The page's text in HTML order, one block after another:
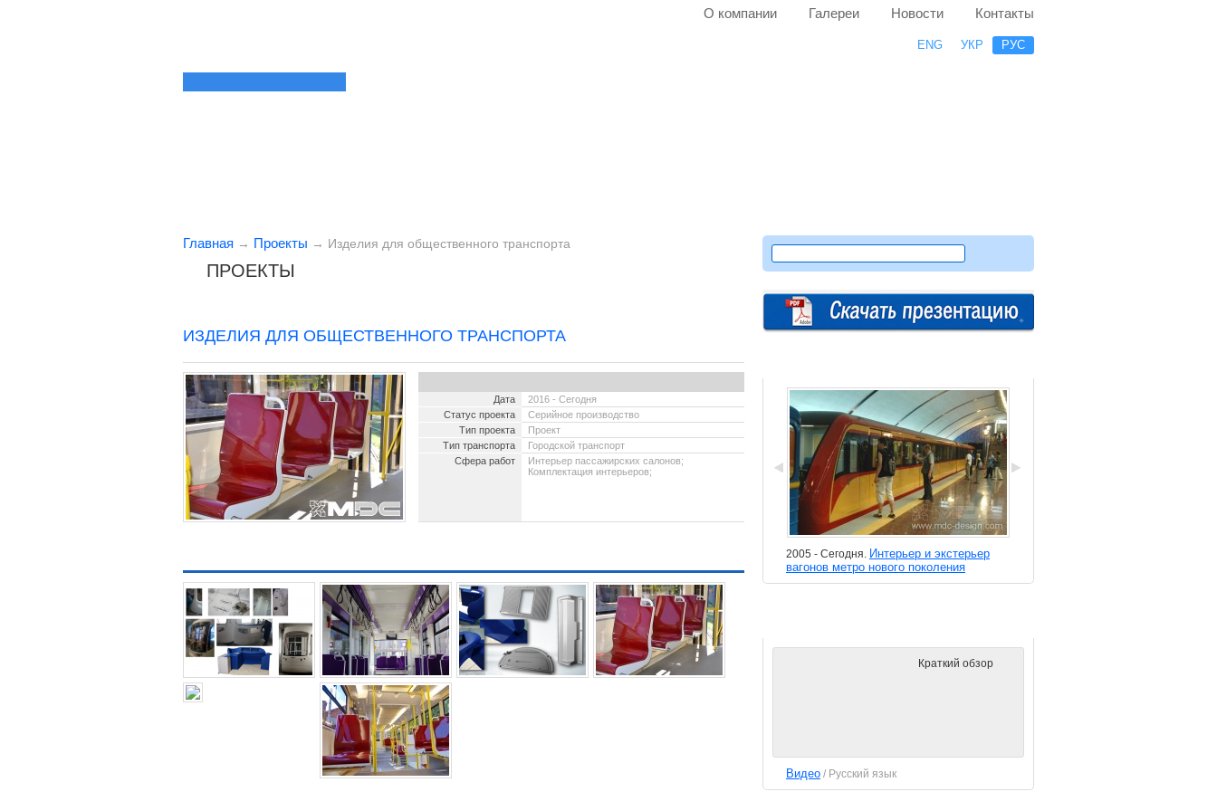
О компании Галереи Новости Контакты
ENG УКР РУС
Главная → Проекты → Изделия для общественного транспорта
ПРОЕКТЫ
ИЗДЕЛИЯ ДЛЯ ОБЩЕСТВЕННОГО ТРАНСПОРТА
Дата
2016 - Сегодня
Статус проекта
Серийное производство
Тип проекта
Проект
Тип транспорта
Городской транспорт
Сфера работ
Интерьер пассажирских салонов;
Комплектация интерьеров;
поезда Львовской ж.д.
2005 - Сегодня. Интерьер и экстерьер
вагонов метро нового поколения
Краткий обзор
Видео / Русский язык